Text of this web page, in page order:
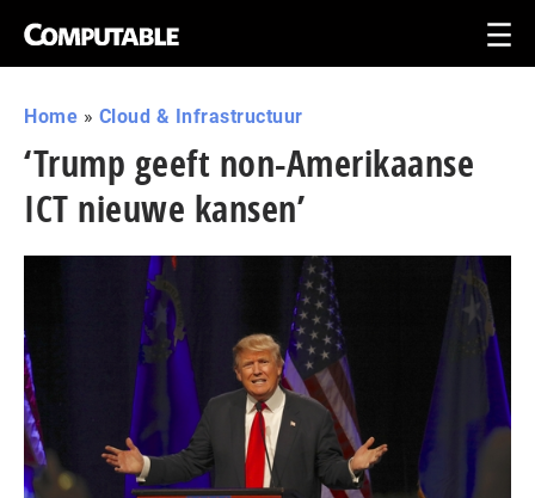
Home » Cloud & Infrastructuur
‘Trump geeft non-Amerikaanse
ICT nieuwe kansen’